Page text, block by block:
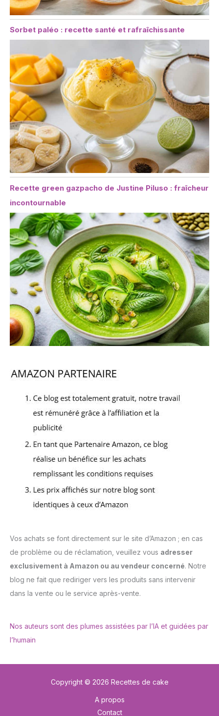
Sorbet paléo : recette santé et rafraîchissante
Recette green gazpacho de Justine Piluso : fraîcheur
incontournable
Vos achats se font directement sur le site d’Amazon ; en cas
de problème ou de réclamation, veuillez vous adresser
exclusivement à Amazon ou au vendeur concerné. Notre
blog ne fait que rediriger vers les produits sans intervenir
dans la vente ou le service après-vente.
Nos auteurs sont des plumes assistées par l’IA et guidées par
l’humain
Copyright © 2026 Recettes de cake
A propos
Contact